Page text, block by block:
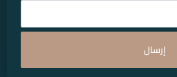
إرسال